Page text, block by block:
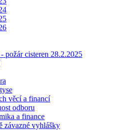
požár cisteren 28.2.2025
věcí a financí
odboru
a finance
závazné vyhlášky